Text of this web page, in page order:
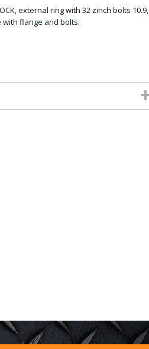
external ring with 32 zinch bolts 10.9,
flange and bolts.